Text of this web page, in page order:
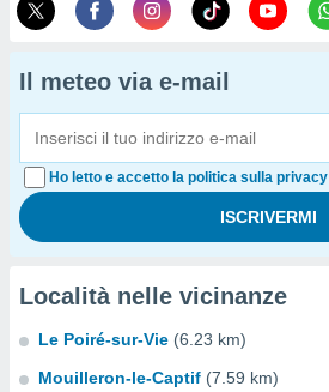
Il meteo via e-mail
Ho letto e accetto la politica sulla privacy
Località nelle vicinanze
Le Poiré-sur-Vie (6.23 km)
Mouilleron-le-Captif (7.59 km)